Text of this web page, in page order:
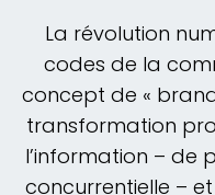
La révolution
codes de la
concept de «
transformation
l’information – de
concurrentielle –